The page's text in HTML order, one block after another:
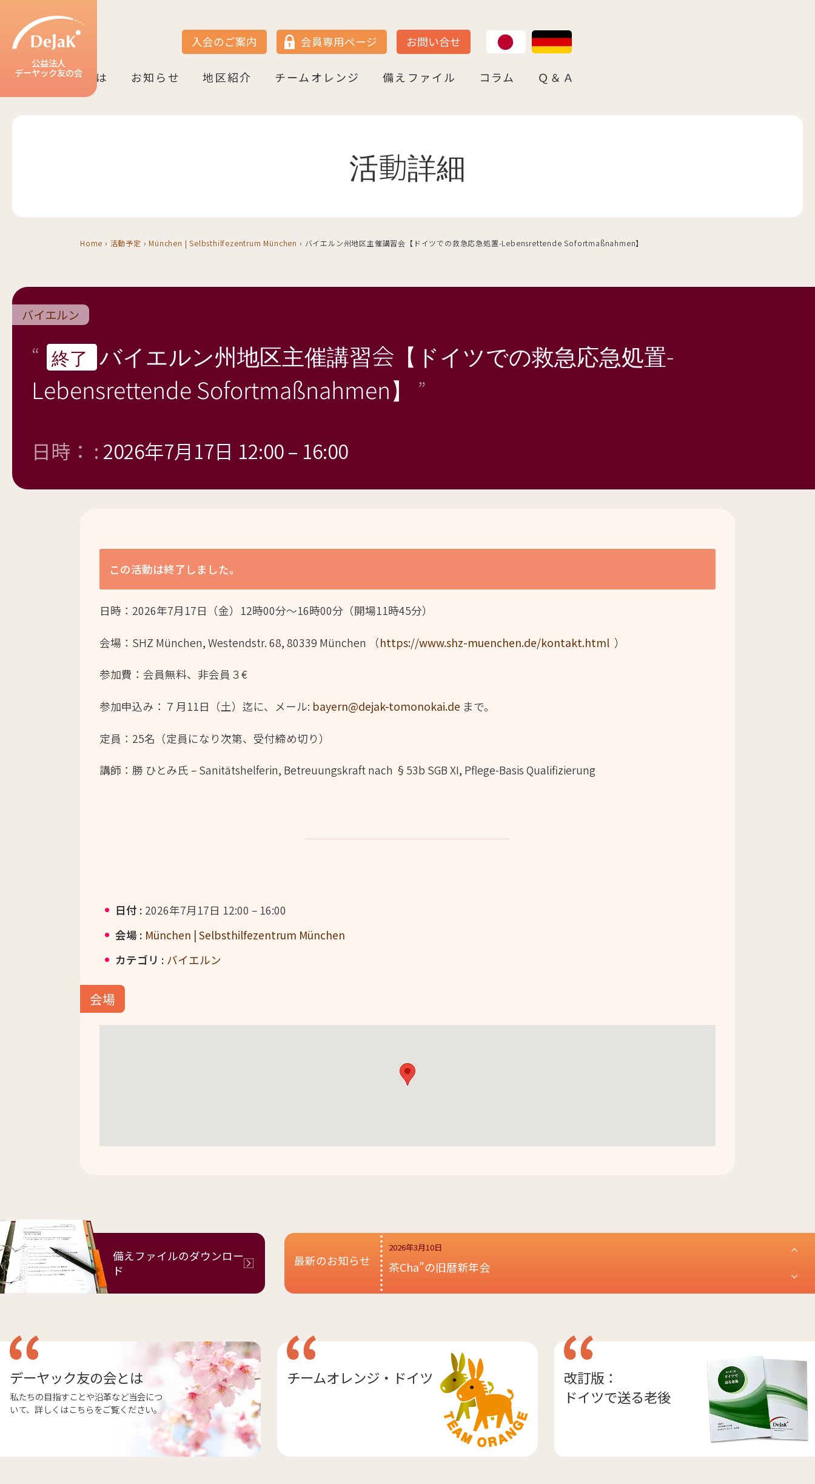
公益法人
デーヤック友の会
サイト内検索 入会のご案内 会員専用ページ お問い合せ
JP DE
DeJaK友の会とは
DeJaK-友の会とは
入会のご案内
活動紹介
デーヤック発行冊子のご案内
設立10周年記念（2022）
お知らせ
地区紹介
チームオレンジ
備えファイル
コラム
Ｑ＆Ａ
活動詳細
Home › 活動予定 › München | Selbsthilfezentrum München › バイエルン州地区主催講習会【ドイツでの救急応急処置-Lebensrettende Sofortmaßnahmen】
バイエルン
終了 バイエルン州地区主催講習会【ドイツでの救急応急処置-
Lebensrettende Sofortmaßnahmen】
日時： : 2026年7月17日 12:00– 16:00
この活動は終了しました。
日時：2026年7月17日（金）12時00分～16時00分（開場11時45分）
会場：SHZ München, Westendstr. 68, 80339 München （https://www.shz-muenchen.de/kontakt.html ）
参加費：会員無料、非会員３€
参加申込み：７月11日（土）迄に、メール: bayern@dejak-tomonokai.de まで。
定員：25名（定員になり次第、受付締め切り）
講師：勝 ひとみ氏 – Sanitätshelferin, Betreuungskraft nach §53b SGB XI, Pflege-Basis Qualifizierung
日付 : 2026年7月17日 12:00 – 16:00
会場 : München | Selbsthilfezentrum München
カテゴリ : バイエルン
会場
備えファイルのダウンロー
ド
最新のお知らせ
2026年3月10日
茶Cha”の旧暦新年会
デーヤック友の会とは
私たちの目指すことや沿革など当会につ
いて、詳しくはこちらをご覧ください。
チームオレンジ・ ドイツ
改訂版：
ドイツで送る老後